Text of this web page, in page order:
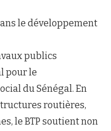
le développement
publics
pour le
du Sénégal. En
routières,
le BTP soutient non